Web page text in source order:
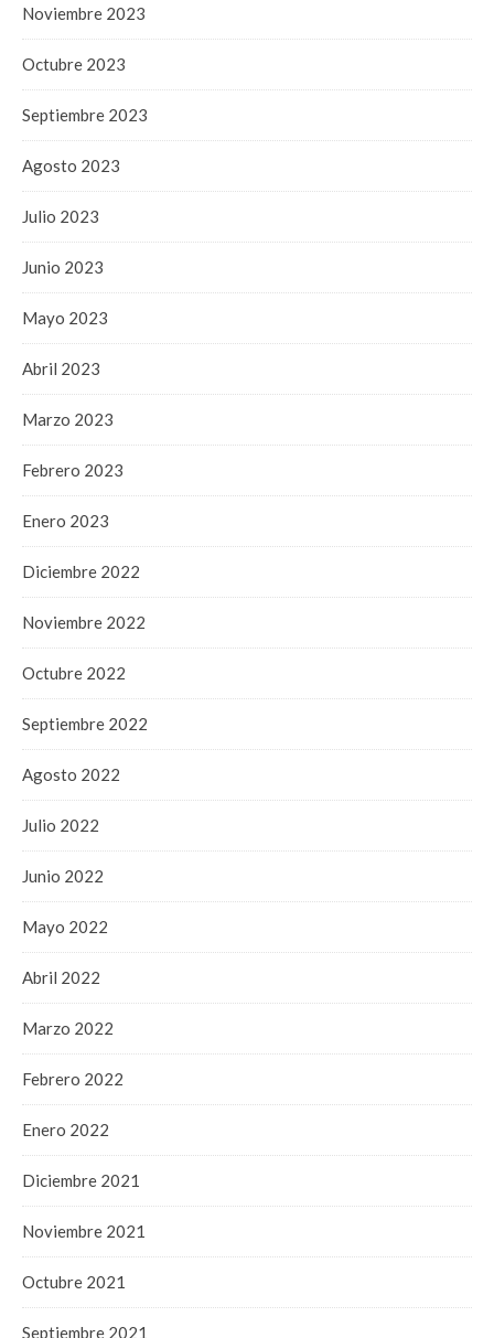
Noviembre 2023
Octubre 2023
Septiembre 2023
Agosto 2023
Julio 2023
Junio 2023
Mayo 2023
Abril 2023
Marzo 2023
Febrero 2023
Enero 2023
Diciembre 2022
Noviembre 2022
Octubre 2022
Septiembre 2022
Agosto 2022
Julio 2022
Junio 2022
Mayo 2022
Abril 2022
Marzo 2022
Febrero 2022
Enero 2022
Diciembre 2021
Noviembre 2021
Octubre 2021
Septiembre 2021